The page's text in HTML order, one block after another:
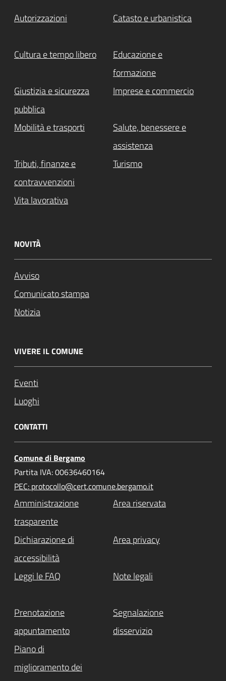
Autorizzazioni Catasto e urbanistica
Cultura e tempo libero
Educazione e
formazione
Giustizia e sicurezza
pubblica
Imprese e commercio
Mobilità e trasporti
Salute, benessere e
assistenza
Tributi, finanze e
contravvenzioni
Turismo
Vita lavorativa
NOVITÀ
Avviso
Comunicato stampa
Notizia
VIVERE IL COMUNE
Eventi
Luoghi
CONTATTI
Comune di Bergamo
Partita IVA: 00636460164
PEC: protocollo@cert.comune.bergamo.it
Amministrazione
trasparente
Area riservata
Dichiarazione di
accessibilità
Area privacy
Leggi le FAQ Note legali
Prenotazione
appuntamento
Segnalazione
disservizio
Piano di
miglioramento dei